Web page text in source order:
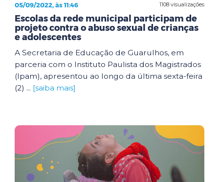
1108 visualizações
05/09/2022, às 11:46
Escolas da rede municipal participam de
projeto contra o abuso sexual de crianças
e adolescentes
A Secretaria de Educação de Guarulhos, em
parceria com o Instituto Paulista dos Magistrados
(Ipam), apresentou ao longo da última sexta-feira
(2) ... [saiba mais]